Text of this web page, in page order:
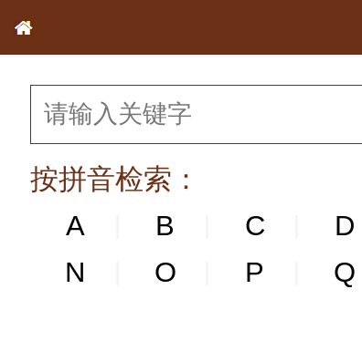
按拼音检索：
A
B C D
N
N O P Q